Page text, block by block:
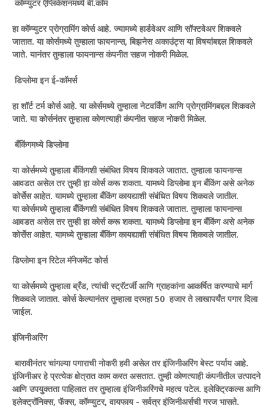
कॉम्प्युटर ऍप्लिकेशनमध्ये बी.कॉम
हा कॉम्प्युटर प्रोग्रामिंग कोर्स आहे. ज्यामध्ये हार्डवेअर आणि सॉफ्टवेअर शिकवले
जातात. या कोर्समध्ये तुम्हाला फायनान्स, बिझनेस अकाउंट्स या विषयांबद्दल शिकवले
जाते. यानंतर तुम्हाला फायनान्स कंपनीत सहज नोकरी मिळेल.
डिप्लोमा इन ई-कॉमर्स
हा शॉर्ट टर्म कोर्स आहे. या कोर्समध्ये तुम्हाला नेटवर्किंग आणि प्रोग्रामिंगबद्दल शिकवले
जाते. या कोर्सनंतर तुम्हाला कोणत्याही कंपनीत सहज नोकरी मिळेल.
बँकिंगमध्ये डिप्लोमा
या कोर्समध्ये तुम्हाला बँकिंगशी संबंधित विषय शिकवले जातात. तुम्हाला फायनान्स
आवडत असेल तर तुम्ही हा कोर्स करू शकता. यामध्ये डिप्लोमा इन बँकिंग असे अनेक
कोर्सेस आहेत. यामध्ये तुम्हाला बँकिंग कायद्याशी संबंधित विषय शिकवले जातील.
या कोर्समध्ये तुम्हाला बँकिंगशी संबंधित विषय शिकवले जातात. तुम्हाला फायनान्स
आवडत असेल तर तुम्ही हा कोर्स करू शकता. यामध्ये डिप्लोमा इन बँकिंग असे अनेक
कोर्सेस आहेत. यामध्ये तुम्हाला बँकिंग कायद्याशी संबंधित विषय शिकवले जातील.
डिप्लोमा इन रिटेल मॅनेजमेंट कोर्स
या कोर्समध्ये तुम्हाला ब्रँड, त्यांची स्ट्रॅटर्जी आणि ग्राहकांना आकर्षित करण्याचे मार्ग
शिकवले जातात. कोर्स केल्यानंतर तुम्हाला दरमहा 50 हजार ते लाखापर्यंत पगार दिला
जाईल.
इंजिनीअरिंग
बारावीनंतर चांगल्या पगाराची नोकरी हवी असेल तर इंजिनीअरिंग बेस्ट पर्याय आहे.
इंजिनीअर हे प्रत्येक क्षेत्रात काम करत असतात. तुम्ही कोणत्याही कंपनीतील उत्पादने
आणि उपयुक्तता पाहिलात तर तुम्हाला इंजिनीअरिंगचे महत्व पटेल. इलेक्ट्रिकल्स आणि
इलेक्ट्रॉनिक्स, फॅक्स, कॉम्प्युटर, वायफाय - सर्वत्र इंजिनीअर्सची गरज भासते.